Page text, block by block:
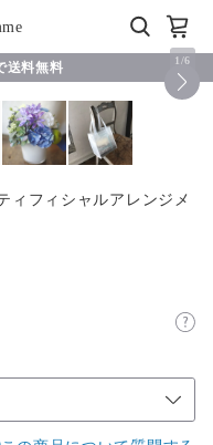
送料無料 1 /6
フィシャルアレンジメ